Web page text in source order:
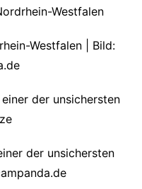
Westfalen | Bild:
der unsichersten